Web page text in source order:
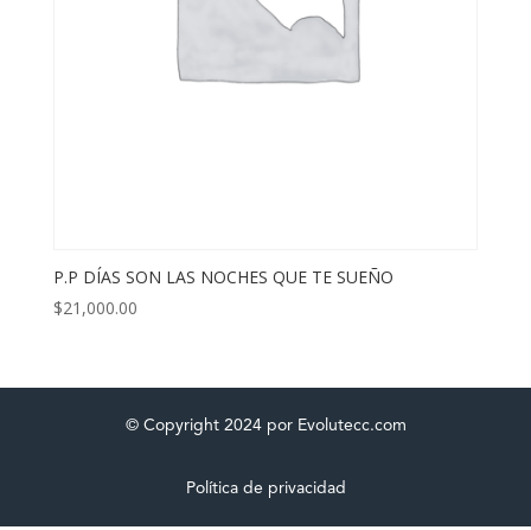
P.P DÍAS SON LAS NOCHES QUE TE SUEÑO
$21,000.00
© Copyright 2024 por Evolutecc.com
Política de privacidad